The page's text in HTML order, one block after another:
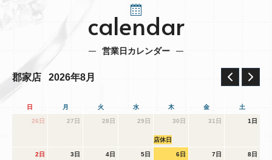
calendar
営業日カレンダー
郡家店 2026年8月
日 月 火 水 木 金 土
26日 27日 28日 29日 30日
店休日
31日 1日
2日 3日 4日 5日 6日 7日 8日